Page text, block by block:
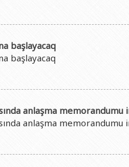
başlayacaq
başlayacaq
anlaşma memorandumu
anlaşma memorandumu